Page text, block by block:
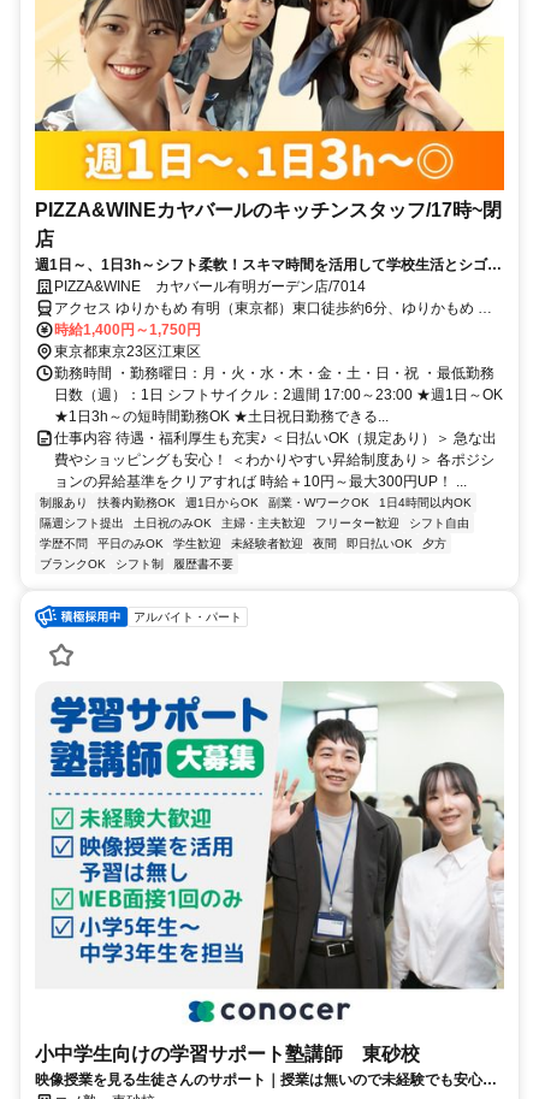
PIZZA&WINEカヤバールのキッチンスタッフ/17時~閉
店
週1日～、1日3h～シフト柔軟！スキマ時間を活用して学校生活とシゴト
の両立OK！20代学生活躍中♪
PIZZA&WINE カヤバール有明ガーデン店/7014
アクセス ゆりかもめ 有明（東京都）東口徒歩約6分、ゆりかもめ 有
明テニスの森徒歩約6分、りんかい線/ＪＲ埼京線 国際展示場（りんか
い線）出口A徒歩約7分 有明駅より徒歩6分
時給1,400円～1,750円
東京都東京23区江東区
勤務時間 ・勤務曜日：月・火・水・木・金・土・日・祝 ・最低勤務
日数（週）：1日 シフトサイクル：2週間 17:00～23:00 ★週1日～OK
★1日3h～の短時間勤務OK ★土日祝日勤務できる...
仕事内容 待遇・福利厚生も充実♪ ＜日払いOK（規定あり）＞ 急な出
費やショッピングも安心！ ＜わかりやすい昇給制度あり＞ 各ポジシ
ョンの昇給基準をクリアすれば 時給＋10円～最大300円UP！ ...
制服あり 扶養内勤務OK 週1日からOK 副業・WワークOK
1日4時間以内OK
隔週シフト提出
土日祝のみOK 主婦・主夫歓迎 フリーター歓迎
シフト自由
学歴不問
平日のみOK 学生歓迎 未経験者歓迎 夜間 即日払いOK
夕方
ブランクOK
シフト制 履歴書不要
アルバイト・パート
小中学生向けの学習サポート塾講師 東砂校
映像授業を見る生徒さんのサポート｜授業は無いので未経験でも安心｜